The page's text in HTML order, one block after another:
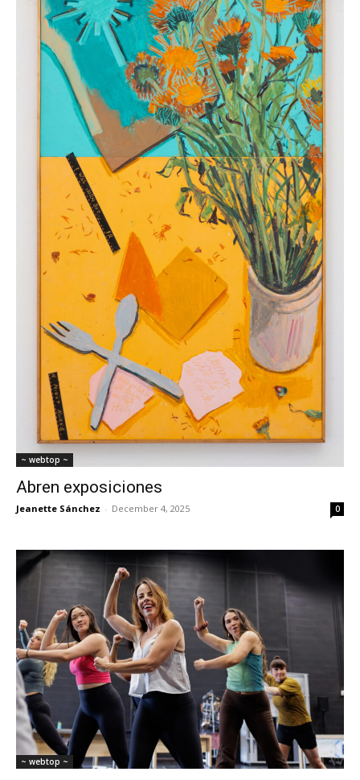
~ webtop ~
Abren exposiciones
Jeanette Sánchez - December 4, 2025 0
~ webtop ~